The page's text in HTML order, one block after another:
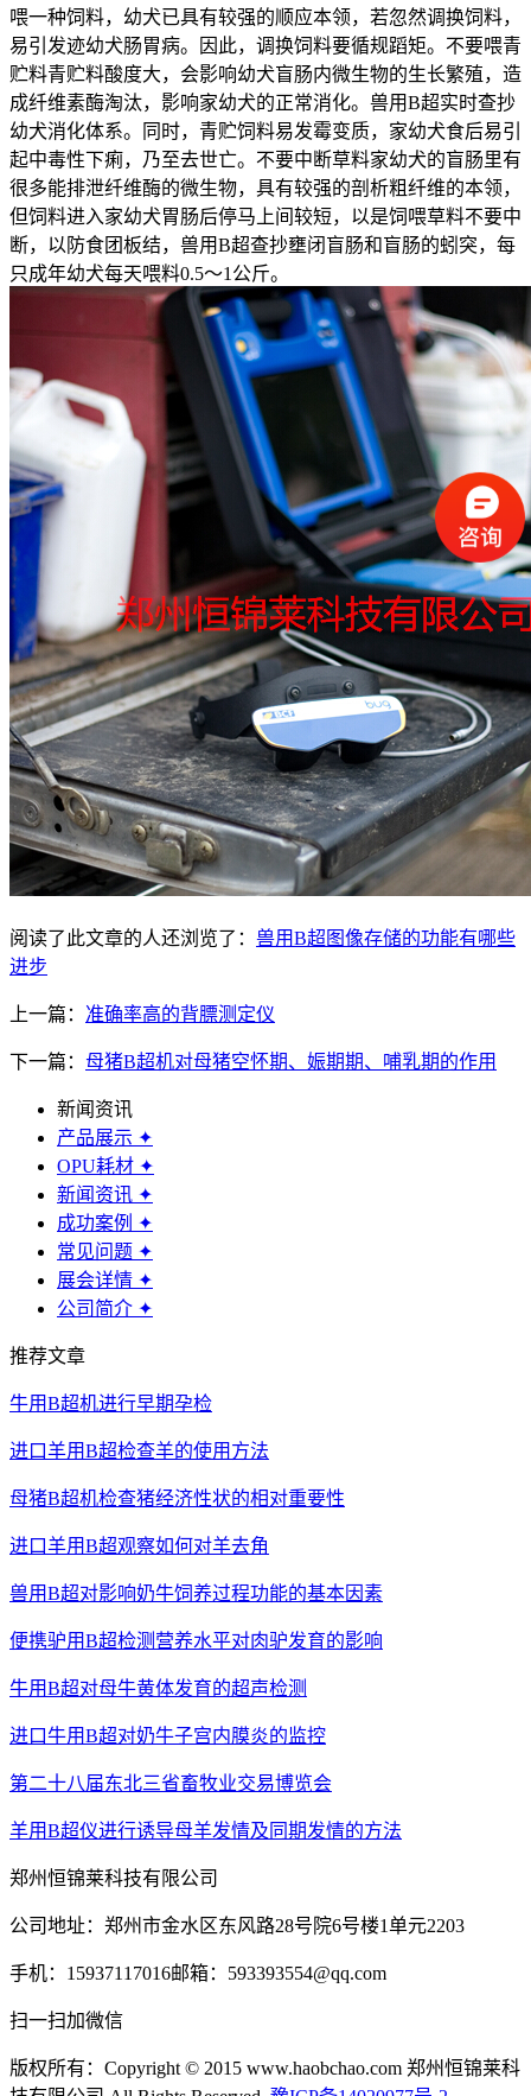
喂一种饲料，幼犬已具有较强的顺应本领，若忽然调换饲料，
易引发迹幼犬肠胃病。因此，调换饲料要循规蹈矩。不要喂青
贮料青贮料酸度大，会影响幼犬盲肠内微生物的生长繁殖，造
成纤维素酶淘汰，影响家幼犬的正常消化。兽用B超实时查抄
幼犬消化体系。同时，青贮饲料易发霉变质，家幼犬食后易引
起中毒性下痢，乃至去世亡。不要中断草料家幼犬的盲肠里有
很多能排泄纤维酶的微生物，具有较强的剖析粗纤维的本领，
但饲料进入家幼犬胃肠后停马上间较短，以是饲喂草料不要中
断，以防食团板结，兽用B超查抄壅闭盲肠和盲肠的蚓突，每
只成年幼犬每天喂料0.5～1公斤。
阅读了此文章的人还浏览了： 兽用B超图像存储的功能有哪些
进步
上一篇： 准确率高的背膘测定仪
下一篇： 母猪B超机对母猪空怀期、娠期期、哺乳期的作用
新闻资讯
产品展示 ✦
OPU耗材 ✦
新闻资讯 ✦
成功案例 ✦
常见问题 ✦
展会详情 ✦
公司简介 ✦
推荐文章
牛用B超机进行早期孕检
进口羊用B超检查羊的使用方法
母猪B超机检查猪经济性状的相对重要性
进口羊用B超观察如何对羊去角
兽用B超对影响奶牛饲养过程功能的基本因素
便携驴用B超检测营养水平对肉驴发育的影响
牛用B超对母牛黄体发育的超声检测
进口牛用B超对奶牛子宫内膜炎的监控
第二十八届东北三省畜牧业交易博览会
羊用B超仪进行诱导母羊发情及同期发情的方法
郑州恒锦莱科技有限公司
公司地址：郑州市金水区东风路28号院6号楼1单元2203
手机：15937117016邮箱：593393554@qq.com
扫一扫加微信
版权所有：Copyright © 2015 www.haobchao.com 郑州恒锦莱科